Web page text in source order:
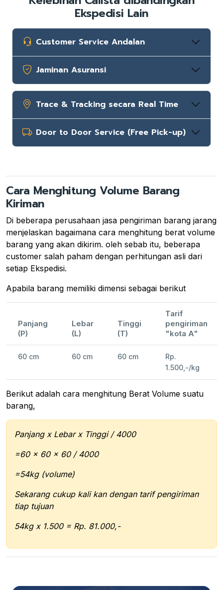
Ekspedisi Lain
Customer Service Andalan
Jaminan Asuransi
Trace & Tracking secara Real Time
Door to Door Service (Free Pick-up)
Cara Menghitung Volume Barang
Kiriman
Di beberapa perusahaan jasa pengiriman barang jarang
menjelaskan bagaimana cara menghitung berat volume
barang yang akan dikirim. oleh sebab itu, beberapa
customer salah paham dengan perhitungan asli dari
setiap Ekspedisi.
Apabila barang memiliki dimensi sebagai berikut
Panjang
(P)
Lebar
(L)
Tinggi
(T)
Tarif
pengiriman
"kota A"
60 cm 60 cm 60 cm
Rp.
1.500,-/kg
Berikut adalah cara menghitung Berat Volume suatu
barang,
Panjang x Lebar x Tinggi / 4000
=60 x 60 x 60 / 4000
=54kg (volume)
Sekarang cukup kali kan dengan tarif pengiriman
tiap tujuan
54kg x 1.500 = Rp. 81.000,-